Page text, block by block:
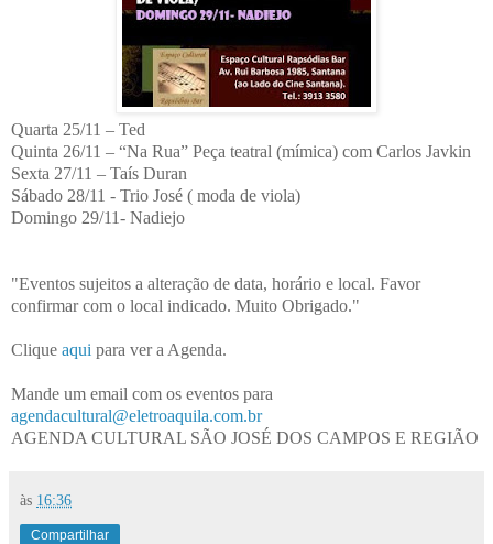
Quarta 25/11 – Ted
Quinta 26/11 – “Na Rua” Peça teatral (mímica) com Carlos Javkin
Sexta 27/11 – Taís Duran
Sábado 28/11 - Trio José ( moda de viola)
Domingo 29/11- Nadiejo
"Eventos sujeitos a alteração de data, horário e local. Favor
confirmar com o local indicado. Muito Obrigado."
Clique aqui para ver a Agenda.
Mande um email com os eventos para
agendacultural@eletroaquila.com.br
AGENDA CULTURAL SÃO JOSÉ DOS CAMPOS E REGIÃO
às 16:36
Compartilhar